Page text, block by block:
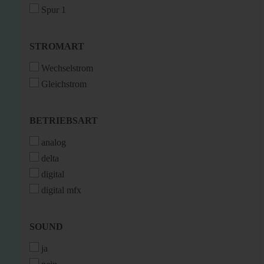
Spur 1
STROMART
STROMART
Wechselstrom
Gleichstrom
BETRIEBSART
BETRIEBSART
analog
delta
digital
digital mfx
SOUND
SOUND
ja